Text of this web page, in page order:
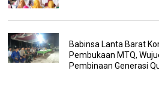
Babinsa Lanta Barat
Pembukaan MTQ,
Pembinaan Generasi